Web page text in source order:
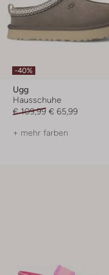
-40%
Ugg
Hausschuhe
€ 109,99 € 65,99
+ mehr farben